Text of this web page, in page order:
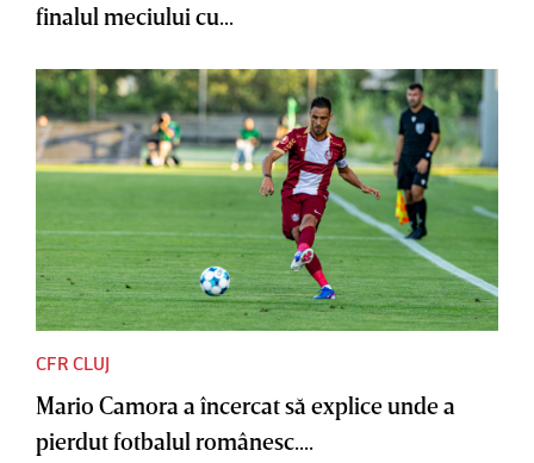
finalul meciului cu...
CFR CLUJ
Mario Camora a încercat să explice unde a
pierdut fotbalul românesc....